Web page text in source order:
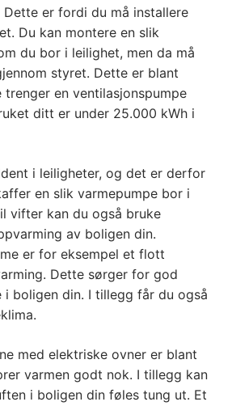
er fordi du må installere
Du kan montere en slik
du bor i leilighet, men da må
styret. Dette er blant
en ventilasjonspumpe
ditt er under 25.000 kWh i
i leiligheter, og det er derfor
en slik varmepumpe bor i
vifter kan du også bruke
av boligen din.
er for eksempel et flott
Dette sørger for god
i boligen din. I tillegg får du også
med elektriske ovner er blant
varmen godt nok. I tillegg kan
i boligen din føles tung ut. Et